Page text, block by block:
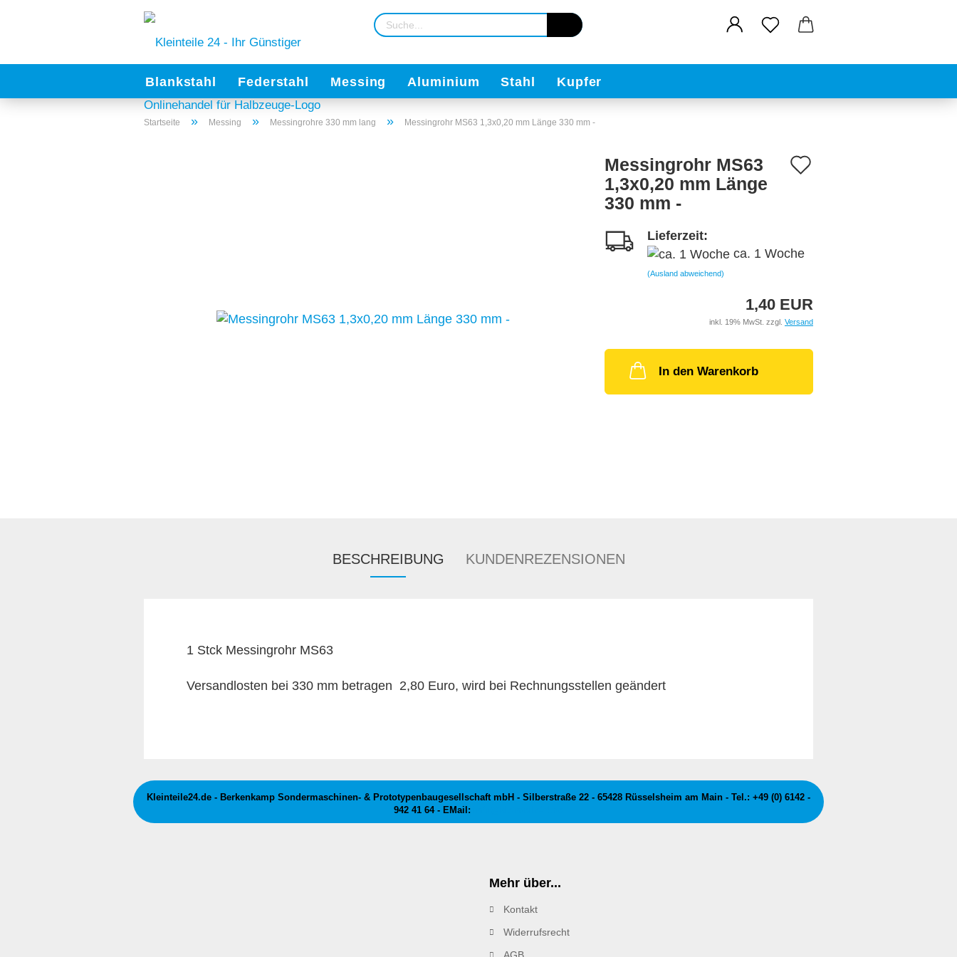
Blankstahl Federstahl Messing Aluminium Stahl Kupfer
Startseite » Messing » Messingrohre 330 mm lang » Messingrohr MS63 1,3x0,20 mm Länge 330 mm -
Messingrohr MS63
1,3x0,20 mm Länge
330 mm -
Lieferzeit:
ca. 1 Woche
(Ausland abweichend)
1,40 EUR
inkl. 19% MwSt. zzgl. Versand
In den Warenkorb
BESCHREIBUNG KUNDENREZENSIONEN
1 Stck Messingrohr MS63
Versandlosten bei 330 mm betragen 2,80 Euro, wird bei Rechnungsstellen geändert
Kleinteile24.de - Berkenkamp Sondermaschinen- & Prototypenbaugesellschaft mbH - Silberstraße 22 - 65428 Rüsselsheim am Main - Tel.: +49 (0) 6142 -
942 41 64 - EMail:
Mehr über...
Kontakt
Widerrufsrecht